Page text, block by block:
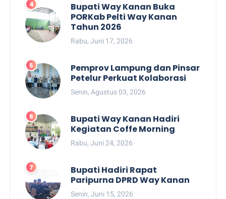
Bupati Way Kanan Buka
PORKab Pelti Way Kanan
Tahun 2026
Rabu, Juni 17, 2026
Pemprov Lampung dan Pinsar
Petelur Perkuat Kolaborasi
Senin, Agustus 03, 2026
Bupati Way Kanan Hadiri
Kegiatan Coffe Morning
Rabu, Juni 24, 2026
Bupati Hadiri Rapat
Paripurna DPRD Way Kanan
Senin, Juni 15, 2026